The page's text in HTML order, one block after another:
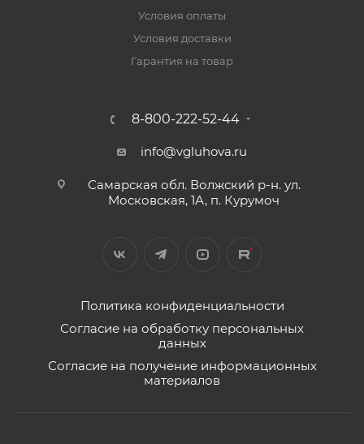
Условия оплаты
Условия доставки
Гарантия на товар
8-800-222-52-44
info@vgluhova.ru
Самарская обл. Волжский р-н. ул.
Московская, 1А, п. Курумоч
Политика конфиденциальности
Согласие на обработку персональных
данных
Согласие на получение информационных
материалов